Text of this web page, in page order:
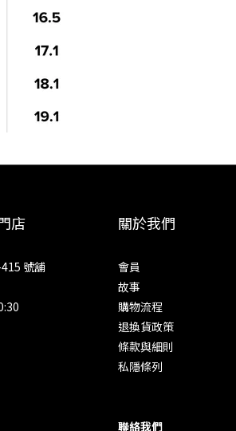
店
號舖
關於我們
會員
故事
購物流程
退換貨政策
條款與細則
私隱條列
聯絡我們